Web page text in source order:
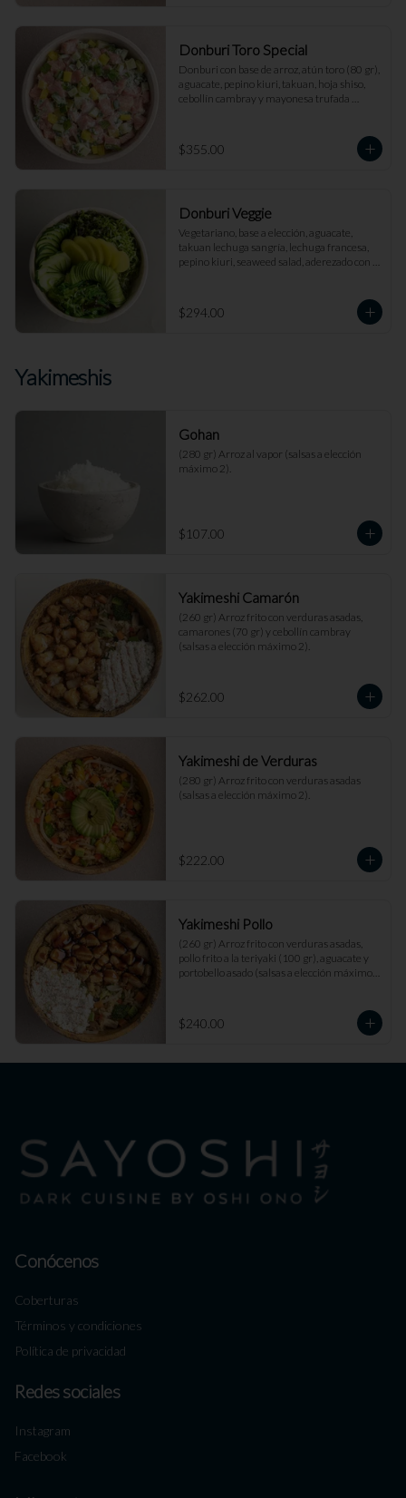
Donburi Toro Special
Donburi con base de arroz, atún toro (80 gr),
aguacate, pepino kiuri, takuan, hoja shiso,
cebollín cambray y mayonesa trufada
$355.00
Donburi Veggie
Vegetariano, base a elección, aguacate,
takuan lechuga sangría, lechuga francesa,
pepino kiuri, seaweed salad, aderezado con
$294.00
Yakimeshis
Gohan
(280 gr) Arroz al vapor (salsas a elección
máximo 2).
$107.00
Yakimeshi Camarón
(260 gr) Arroz frito con verduras asadas,
camarones (70 gr) y cebollín cambray
(salsas a elección máximo 2).
$262.00
Yakimeshi de Verduras
(280 gr) Arroz frito con verduras asadas
(salsas a elección máximo 2).
$222.00
Yakimeshi Pollo
(260 gr) Arroz frito con verduras asadas,
pollo frito a la teriyaki (100 gr), aguacate y
portobello asado (salsas a elección máximo
$240.00
Conócenos
Coberturas
Términos y condiciones
Política de privacidad
Redes sociales
Instagram
Facebook